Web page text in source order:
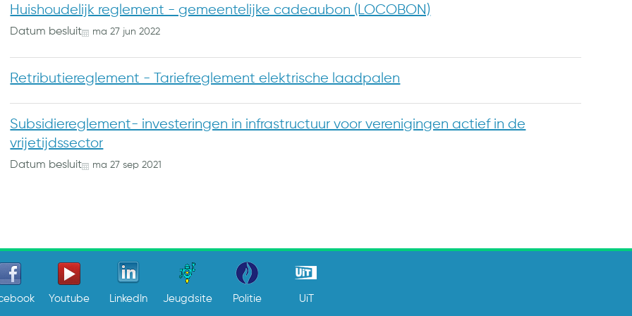
Huishoudelijk reglement - gemeentelijke cadeaubon (LOCOBON)
Datum besluit ma 27 jun 2022
Retributiereglement - Tariefreglement elektrische laadpalen
Subsidiereglement- investeringen in infrastructuur voor verenigingen actief in de
vrijetijdssector
Datum besluit ma 27sep 2021
Youtube LinkedIn Jeugdsite Politie UiT